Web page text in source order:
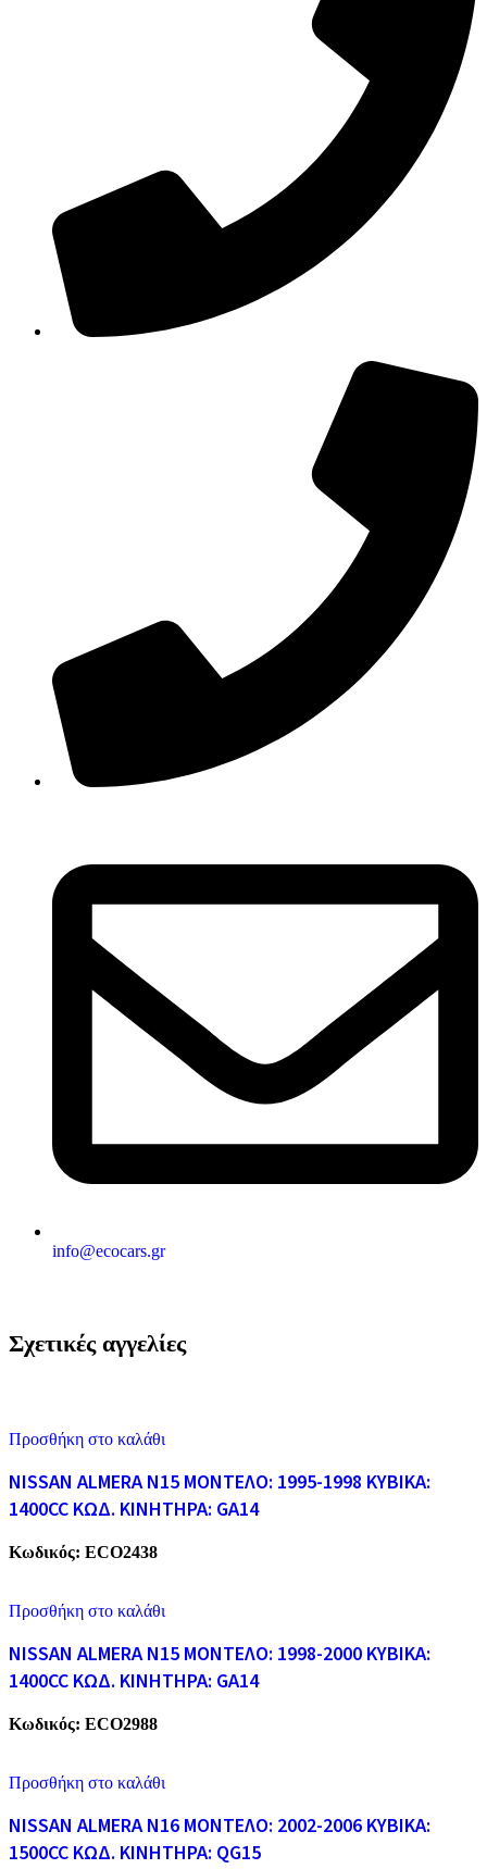
info@ecocars.gr
Σχετικές αγγελίες
Προσθήκη στο καλάθι
NISSAN ALMERA N15 ΜΟΝΤΕΛΟ: 1995-1998 ΚΥΒΙΚΑ:
1400CC ΚΩΔ. ΚΙΝΗΤΗΡΑ: GA14
Κωδικός: ECO2438
Προσθήκη στο καλάθι
NISSAN ALMERA N15 ΜΟΝΤΕΛΟ: 1998-2000 ΚΥΒΙΚΑ:
1400CC ΚΩΔ. ΚΙΝΗΤΗΡΑ: GA14
Κωδικός: ECO2988
Προσθήκη στο καλάθι
NISSAN ALMERA N16 ΜΟΝΤΕΛΟ: 2002-2006 ΚΥΒΙΚΑ:
1500CC ΚΩΔ. ΚΙΝΗΤΗΡΑ: QG15